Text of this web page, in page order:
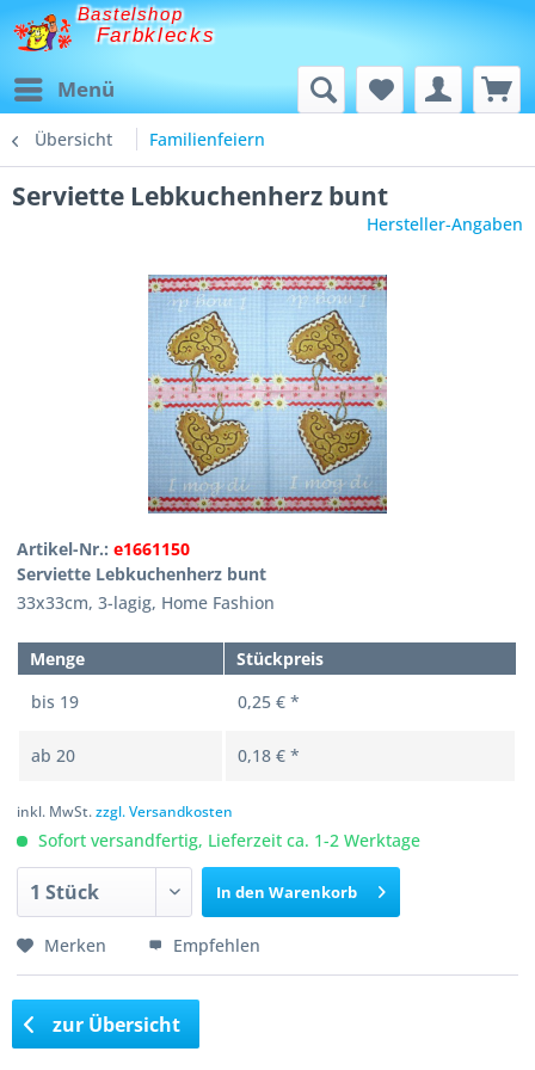
Bastelshop
Farbklecks
Menü
Übersicht Familienfeiern
Serviette Lebkuchenherz bunt
Hersteller-Angaben
Artikel-Nr.:e1661150
Serviette Lebkuchenherz bunt
33x33cm, 3-lagig, Home Fashion
Menge
Stückpreis
bis 19 0,25 € *
ab20 0,18 € *
inkl. MwSt.zzgl. Versandkosten
Sofort versandfertig, Lieferzeit ca. 1-2 Werktage
In den Warenkorb
Merken Empfehlen
zur Übersicht